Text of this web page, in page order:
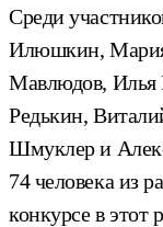
Среди
Илюшкин, Мария
Мавлюдов, Илья
Редькин,
Шмуклер и
74 человека из
конкурсе в этот